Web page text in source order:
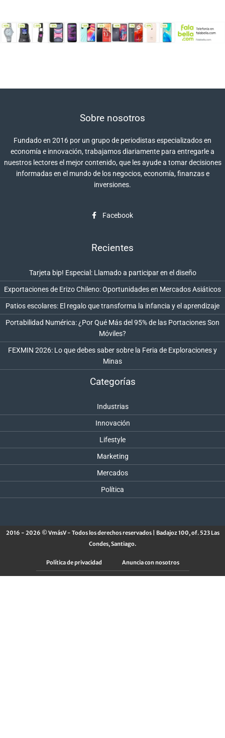
Sobre nosotros
Fundado en 2016 por un grupo de periodistas especializados en
economía e innovación, trabajamos diariamente para entregarle a
nuestros lectores el mejor contenido, que les ayude a tomar decisiones
informadas en el mundo de los negocios, economía, finanzas e
inversiones.
Facebook
Recientes
Tarjeta bip! Especial: Llamado a participar en el diseño
Exportaciones de Erizo Chileno: Oportunidades en Mercados Asiáticos
Patios escolares: El regalo que transforma la infancia y el aprendizaje
Portabilidad Numérica: ¿Por Qué Más del 95% de las Portaciones Son
Móviles?
FEXMIN 2026: Lo que debes saber sobre la Feria de Exploraciones y
Minas
Categorías
Industrias
Innovación
Lifestyle
Marketing
Mercados
Política
2016 - 2026 © VmásV - Todos los derechos reservados | Badajoz 100, of. 523 Las
Condes, Santiago.
Política de privacidad Anuncia con nosotros